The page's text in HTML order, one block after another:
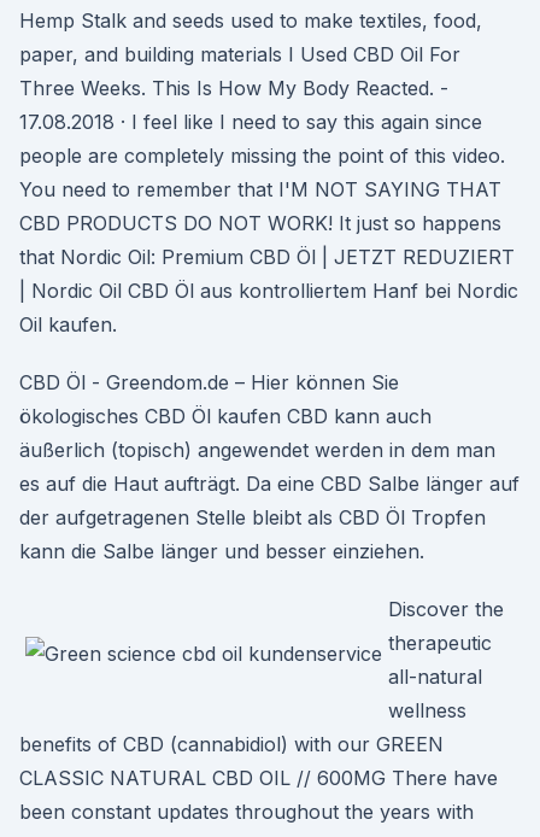
Hemp Stalk and seeds used to make textiles, food,
paper, and building materials I Used CBD Oil For
Three Weeks. This Is How My Body Reacted. -
17.08.2018 · I feel like I need to say this again since
people are completely missing the point of this video.
You need to remember that I'M NOT SAYING THAT
CBD PRODUCTS DO NOT WORK! It just so happens
that Nordic Oil: Premium CBD Öl | JETZT REDUZIERT
| Nordic Oil CBD Öl aus kontrolliertem Hanf bei Nordic
Oil kaufen.
CBD Öl - Greendom.de – Hier können Sie
ökologisches CBD Öl kaufen CBD kann auch
äußerlich (topisch) angewendet werden in dem man
es auf die Haut aufträgt. Da eine CBD Salbe länger auf
der aufgetragenen Stelle bleibt als CBD Öl Tropfen
kann die Salbe länger und besser einziehen.
Discover the
therapeutic
all-natural
wellness
benefits of CBD (cannabidiol) with our GREEN
CLASSIC NATURAL CBD OIL // 600MG There have
been constant updates throughout the years with